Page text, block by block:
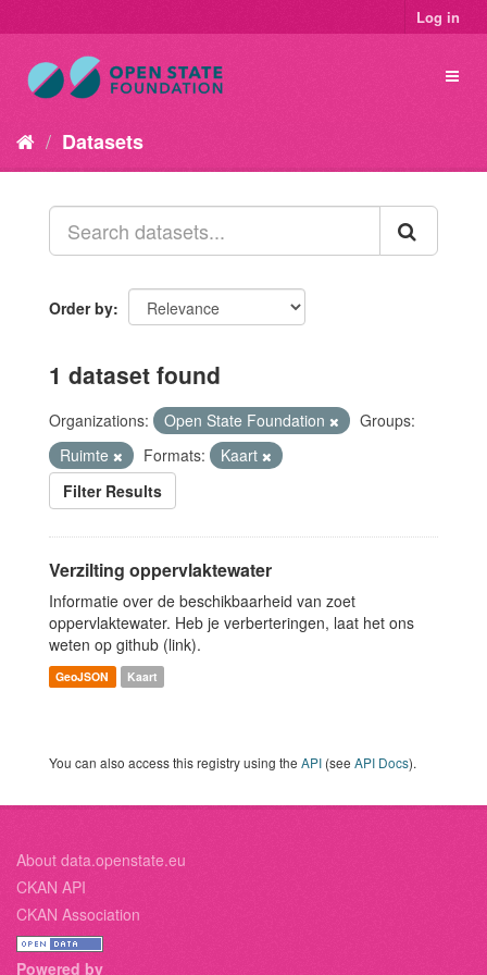
Log in
Datasets
Order by
1 dataset found
Organizations: Open State Foundation
Groups:
Ruimte
Formats:
Kaart
Filter Results
Verzilting oppervlaktewater
Informatie over de beschikbaarheid van zoet
oppervlaktewater. Heb je verberteringen, laat het ons
weten op github (link).
GeoJSON Kaart
You can also access this registry using the API (see API Docs).
About data.openstate.eu
CKAN API
CKAN Association
Powered by